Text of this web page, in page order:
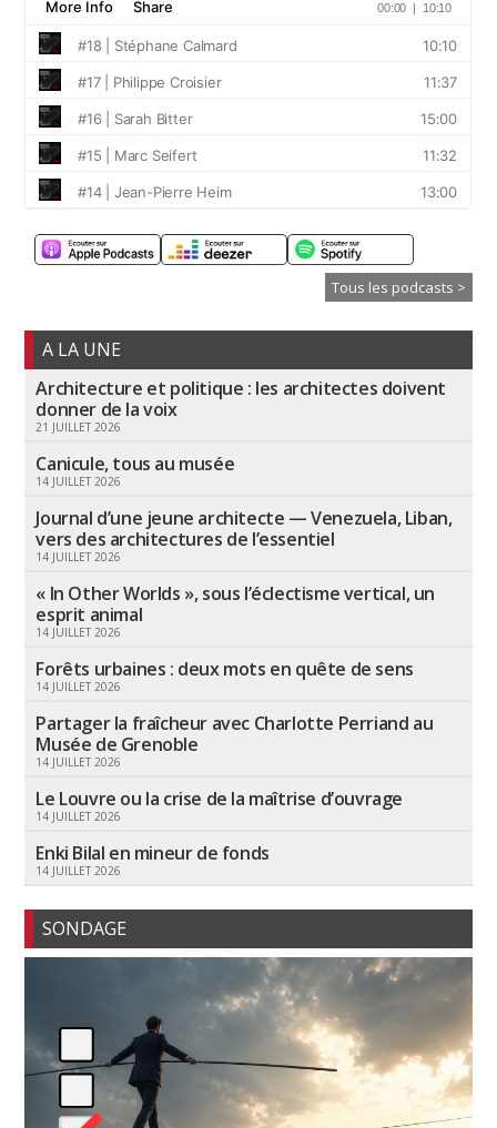
Tous les podcasts >
A LA UNE
Architecture et politique : les architectes doivent
donner de la voix
21 JUILLET 2026
Canicule, tous au musée
14 JUILLET 2026
Journal d’une jeune architecte — Venezuela, Liban,
vers des architectures de l’essentiel
14 JUILLET 2026
« In Other Worlds », sous l’éclectisme vertical, un
esprit animal
14 JUILLET 2026
Forêts urbaines : deux mots en quête de sens
14 JUILLET 2026
Partager la fraîcheur avec Charlotte Perriand au
Musée de Grenoble
14 JUILLET 2026
Le Louvre ou la crise de la maîtrise d’ouvrage
14 JUILLET 2026
Enki Bilal en mineur de fonds
14 JUILLET 2026
SONDAGE